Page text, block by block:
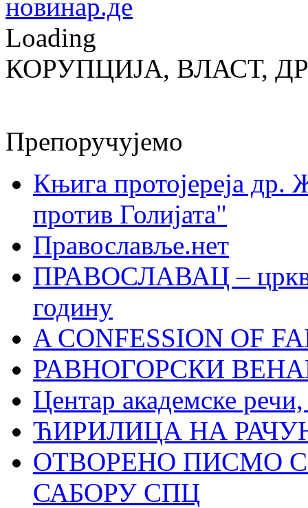
Loading
КОРУПЦИЈА, ВЛАСТ,
Препоручујемо
Књига протојереја др.
против Голијата"
Православље.нет
ПРАВОСЛАВАЦ –
годину
A CONFESSION OF
РАВНОГОРСКИ
Центар академске
ЋИРИЛИЦА НА
ОТВОРЕНО ПИСМО
САБОРУ СПЦ